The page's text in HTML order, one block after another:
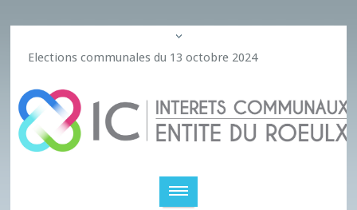
Elections communales du 13 octobre 2024